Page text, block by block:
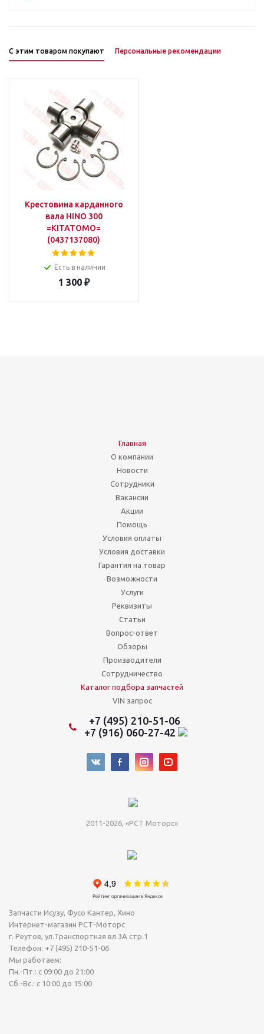
С этим товаром покупают Персональные рекомендации
Крестовина карданного
вала HINO 300
=KITATOMO=
(0437137080)
Есть в наличии
1 300₽
Главная
О компании
Новости
Сотрудники
Вакансии
Акции
Помощь
Условия оплаты
Условия доставки
Гарантия на товар
Возможности
Услуги
Реквизиты
Статьи
Вопрос-ответ
Обзоры
Производители
Сотрудничество
Каталог подбора запчастей
VIN запрос
+7 (495) 210-51-06
+7 (916) 060-27-42
2011-2026, «РСТ Моторс»
Запчасти Исузу, Фусо Кантер, Хино
Интернет-магазин РСТ-Моторс
г. Реутов, ул.Транспортная вл.3А стр.1
Телефон: +7 (495) 210-51-06
Мы работаем:
Пн.-Пт.: с 09:00 до 21:00
Сб.-Вс.: с 10:00 до 15:00